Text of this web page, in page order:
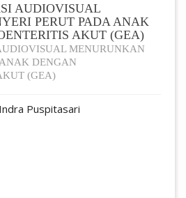
AUDIOVISUAL
PERUT PADA ANAK
AKUT (GEA)
MENURUNKAN
DENGAN
(GEA)
Puspitasari